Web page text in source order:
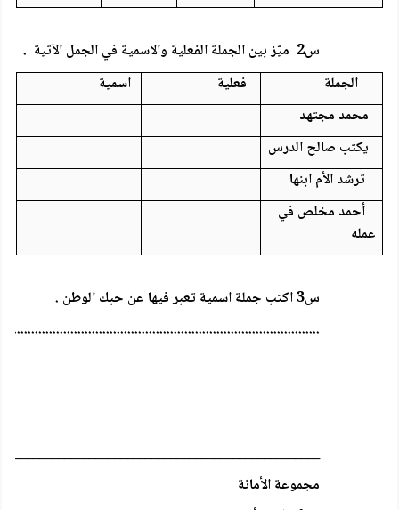
س2 ميّز بين الجملة الفعلية والاسمية في الجمل الآتية .
الجملة
فعلية
اسمية
محمد مجتهد
يكتب صالح الدرس
ترشد الأم ابنها
أحمد مخلص في
عمله
س3 اكتب جملة اسمية تعبر فيها عن حبك الوطن .
..........................................................................................
مجموعة الأمانة